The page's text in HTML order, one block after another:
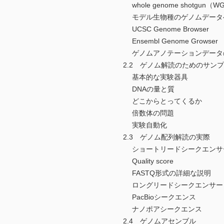
whole genome shotgun（
モデル生物種のゲノムデータ
UCSC Genome Browser
Ensembl Genome Growser
ゲノムアノテーションデータ
2.2 ゲノム解読のためのサン
基本的な実験器具
DNAの量と質
どこからとってくるか
倍数体の問題
実験自動化
2.3 ゲノム配列解読の実際
ショートリードシークエンサ
Quality score
FASTQ形式の詳細な説明
ロングリードシークエンサー
PacBioシークエンス
ナノポアシークエンス
2.4 ゲノムアセンブル